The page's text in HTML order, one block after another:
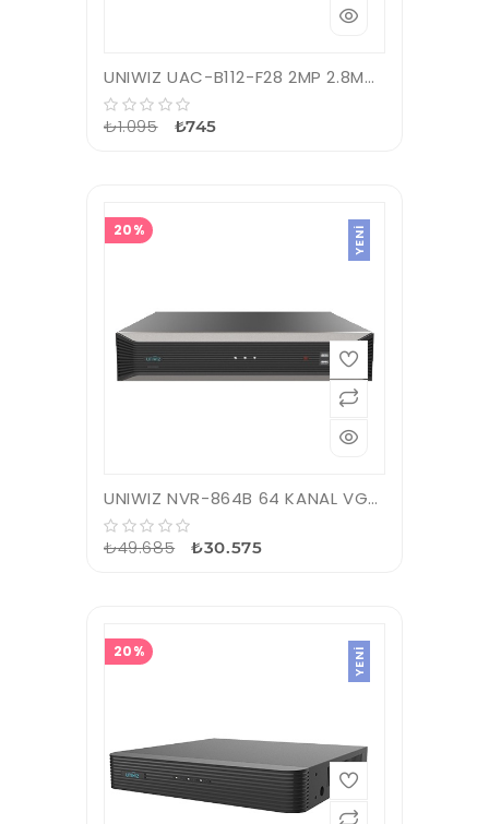
UNIWIZ UAC-B112-F28 2MP 2.8MM 20MT IP67 AHD DAHİLİ SES IR BULLET KAMERA
₺1.095 ₺745
20% YENI
UNIWIZ NVR-864B 64 KANAL VGA/HDMI H265 NVR KAYIT CİHAZI
₺49.685 ₺30.575
20% YENI